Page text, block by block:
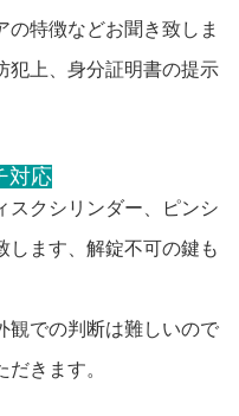
の特徴などお聞き致しま
犯上、身分証明書の提示
対応
スクシリンダー、ピンシ
します、解錠不可の鍵も
観での判断は難しいので
きます。